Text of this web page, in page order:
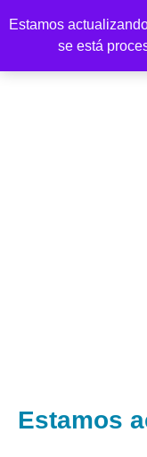
Estamos
se está
Estamos